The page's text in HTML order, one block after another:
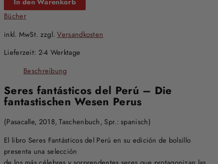
Bücher
inkl. MwSt. zzgl.Versandkosten
Lieferzeit: 2-4 Werktage
Beschreibung
Seres fantásticos del Perú – Die
fantastischen Wesen Perus
(Pasacalle, 2018, Taschenbuch, Spr.: spanisch)
El libro Seres Fantásticos del Perú en su edición de bolsillo
presenta una selección